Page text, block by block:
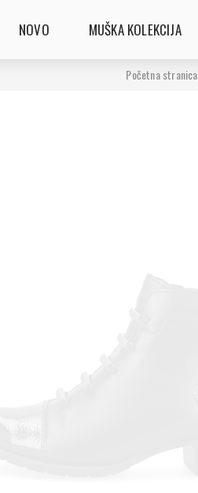
NOVO MUŠKA KOLEKCIJA
Početna stranica